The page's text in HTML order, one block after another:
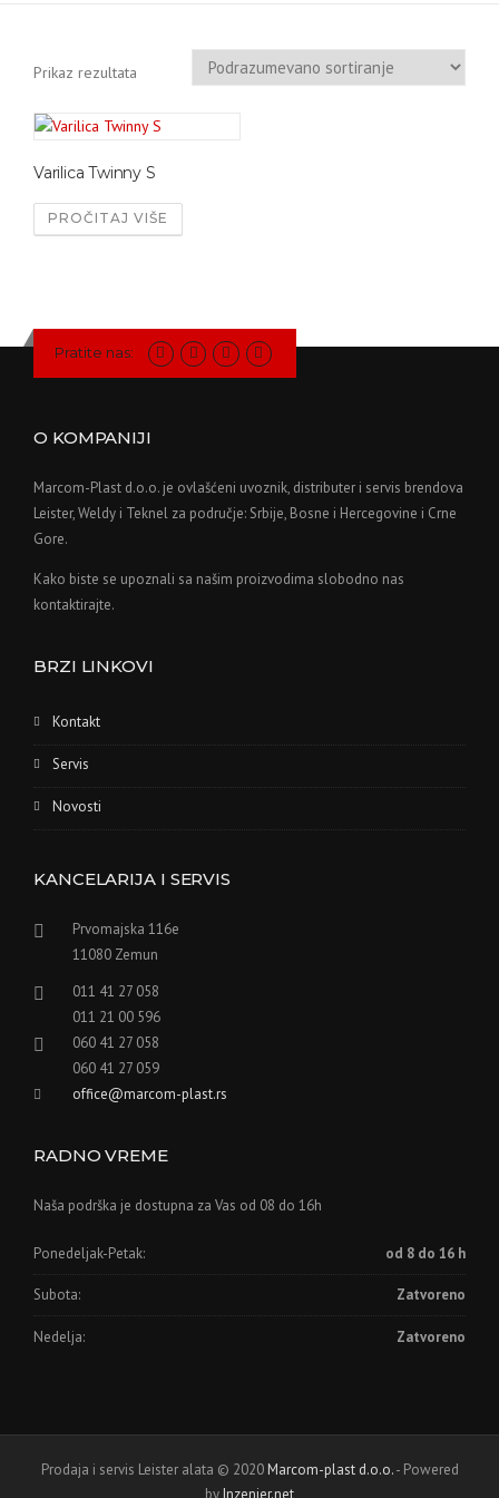
Prikaz rezultata
Varilica Twinny S
PROČITAJ VIŠE
Pratite nas:
O KOMPANIJI
Marcom-Plast d.o.o. je ovlašćeni uvoznik, distributer i servis brendova
Leister, Weldy i Teknel za područje: Srbije, Bosne i Hercegovine i Crne
Gore.
Kako biste se upoznali sa našim proizvodima slobodno nas
kontaktirajte.
BRZI LINKOVI
Kontakt
Servis
Novosti
KANCELARIJA I SERVIS
Prvomajska 116e
11080 Zemun
011 41 27 058
011 21 00 596
060 41 27 058
060 41 27 059
office@marcom-plast.rs
RADNO VREME
Naša podrška je dostupna za Vas od 08 do 16h
Ponedeljak-Petak: od 8 do 16 h
Subota: Zatvoreno
Nedelja: Zatvoreno
Prodaja i servis Leister alata © 2020 Marcom-plast d.o.o.- Powered